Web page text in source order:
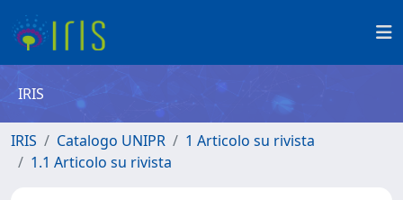
IRIS
IRIS Catalogo UNIPR
1 Articolo su rivista
1.1 Articolo su rivista